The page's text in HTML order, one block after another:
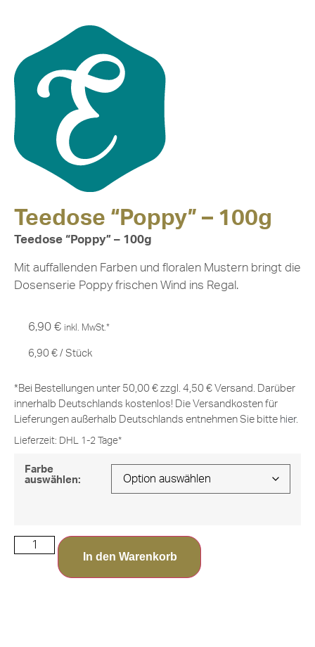
Teedose “Poppy” – 100g
Teedose “Poppy” – 100g
Mit auffallenden Farben und floralen Mustern bringt die
Dosenserie Poppy frischen Wind ins Regal.
6,90 € inkl. MwSt.*
6,90 € / Stück
*Bei Bestellungen unter 50,00 € zzgl. 4,50 € Versand. Darüber
innerhalb Deutschlands kostenlos! Die Versandkosten für
Lieferungen außerhalb Deutschlands entnehmen Sie bitte hier.
Lieferzeit: DHL 1-2 Tage*
Farbe
auswählen:
In den Warenkorb